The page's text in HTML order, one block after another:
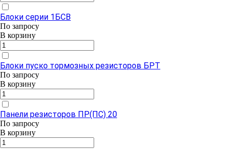
Блоки серии 1БСВ
По запросу
В корзину
Блоки пуско тормозных резисторов БРТ
По запросу
В корзину
Панели резисторов ПР(ПС) 20
По запросу
В корзину